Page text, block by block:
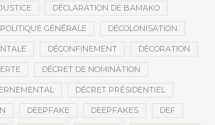
DÉCLARATION DE BAMAKO
GÉNÉRALE DÉCOLONISATION
DÉCONFINEMENT DÉCORATION
DÉCRET DE NOMINATION
DÉCRET PRÉSIDENTIEL
DEEPFAKE DEEPFAKES DEF